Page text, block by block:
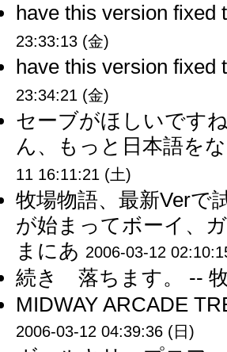
have this version
23:33:13 (金)
have this version
23:34:21 (金)
セーブがほしいです
ん、もっと日本語を
11 16:11:21 (土)
牧場物語、最新Verで
が始まってボーイ、
まにあ 2006-03-12
続き 落ちます。 --
MIDWAY ARCADE
2006-03-12 04:39:36 (日)